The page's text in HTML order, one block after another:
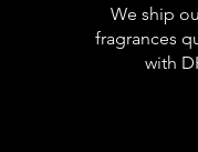
We ship
fragrances
with